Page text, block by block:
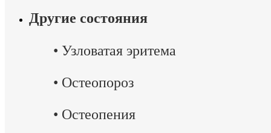
Другие состояния
• Узловатая эритема
• Остеопороз
• Остеопения